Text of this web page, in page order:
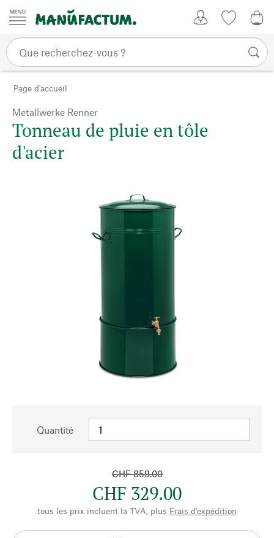
Passer au contenu
Page d'accueil
Metallwerke Renner
Tonneau de pluie en tôle
d'acier
Quantité
CHF 859.00
CHF 329.00
tous les prix incluent la TVA, plus Frais d'expédition